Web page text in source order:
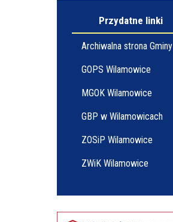
Przydatne linki
Archiwalna strona Gminy
GOPS Wilamowice
MGOK Wilamowice
GBP w Wilamowicach
ZOSiP Wilamowice
ZWiK Wilamowice